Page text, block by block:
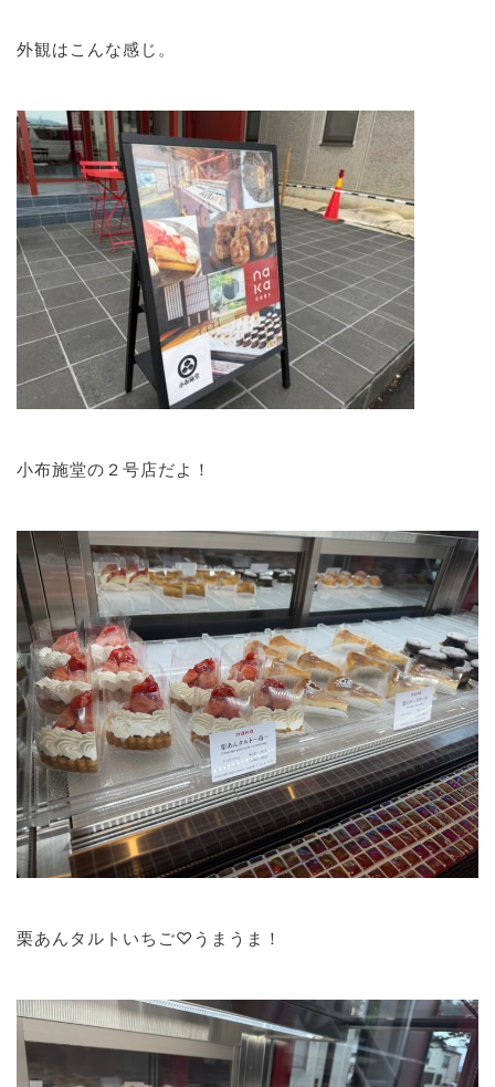
外観はこんな感じ。
小布施堂の２号店だよ！
栗あんタルトいちご♡うまうま！